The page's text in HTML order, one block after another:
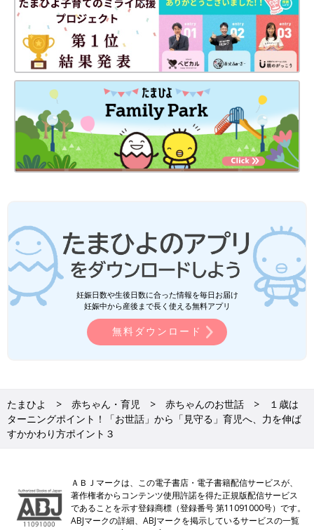
妊娠日数や生後日数に合った情報を毎日お届け
妊娠中から産後まで長く使える無料アプリ
無料ダウンロード
たまひよ 赤ちゃん・育児 赤ちゃんのお世話
１歳は
ターニングポイント！「お世話」から「見守る」育児へ、力を伸ば
すかかわり方ポイント３
ＡＢＪマークは、この電子書店・電子書籍配信サービスが、
著作権者からコンテンツ使用許諾を得た正規版配信サービス
であることを示す登録商標（登録番号 第11091000号）です。
ABJマークの詳細、ABJマークを掲示しているサービスの一覧